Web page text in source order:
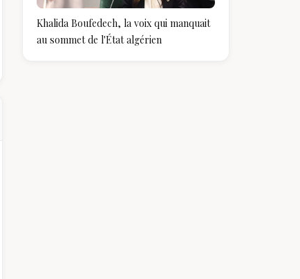
Khalida Boufedech, la voix qui manquait
au sommet de l'État algérien